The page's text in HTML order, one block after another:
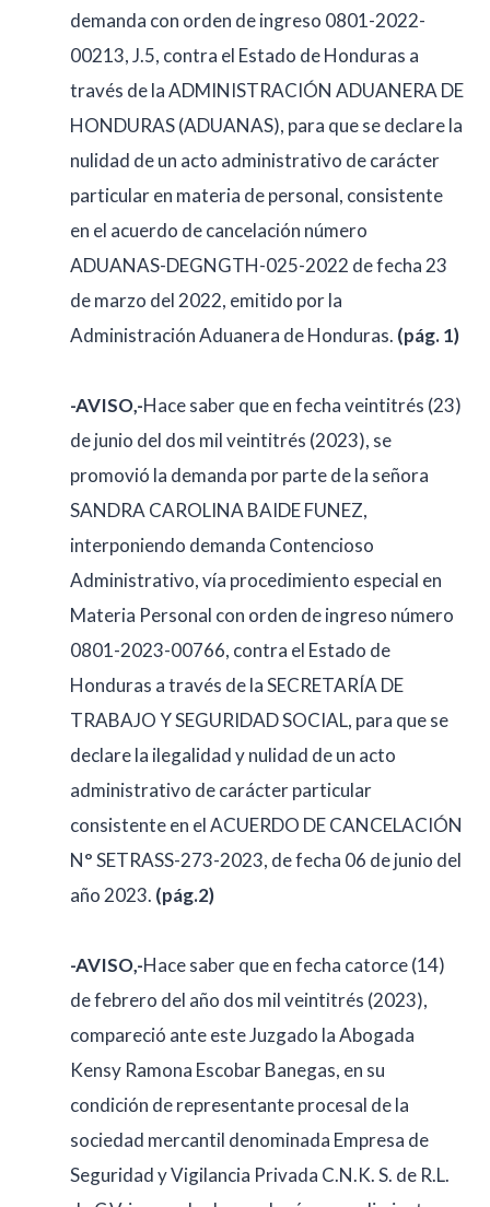
demanda con orden de ingreso 0801-2022-
00213, J.5, contra el Estado de Honduras a
través de la ADMINISTRACIÓN ADUANERA DE
HONDURAS (ADUANAS), para que se declare la
nulidad de un acto administrativo de carácter
particular en materia de personal, consistente
en el acuerdo de cancelación número
ADUANAS-DEGNGTH-025-2022 de fecha 23
de marzo del 2022, emitido por la
Administración Aduanera de Honduras. (pág. 1)
-AVISO,-Hace saber que en fecha veintitrés (23)
de junio del dos mil veintitrés (2023), se
promovió la demanda por parte de la señora
SANDRA CAROLINA BAIDE FUNEZ,
interponiendo demanda Contencioso
Administrativo, vía procedimiento especial en
Materia Personal con orden de ingreso número
0801-2023-00766, contra el Estado de
Honduras a través de la SECRETARÍA DE
TRABAJO Y SEGURIDAD SOCIAL, para que se
declare la ilegalidad y nulidad de un acto
administrativo de carácter particular
consistente en el ACUERDO DE CANCELACIÓN
N° SETRASS-273-2023, de fecha 06 de junio del
año 2023. (pág.2)
-AVISO,-Hace saber que en fecha catorce (14)
de febrero del año dos mil veintitrés (2023),
compareció ante este Juzgado la Abogada
Kensy Ramona Escobar Banegas, en su
condición de representante procesal de la
sociedad mercantil denominada Empresa de
Seguridad y Vigilancia Privada C.N.K. S. de R.L.